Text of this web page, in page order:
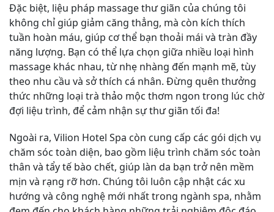
Đặc biệt, liệu pháp massage thư giãn của chúng tôi
không chỉ giúp giảm căng thẳng, mà còn kích thích
tuần hoàn máu, giúp cơ thể bạn thoải mái và tràn đầy
năng lượng. Bạn có thể lựa chọn giữa nhiều loại hình
massage khác nhau, từ nhẹ nhàng đến mạnh mẽ, tùy
theo nhu cầu và sở thích cá nhân. Đừng quên thưởng
thức những loại trà thảo mộc thơm ngon trong lúc chờ
đợi liệu trình, để cảm nhận sự thư giãn tối đa!
Ngoài ra, Vilion Hotel Spa còn cung cấp các gói dịch vụ
chăm sóc toàn diện, bao gồm liệu trình chăm sóc toàn
thân và tẩy tế bào chết, giúp làn da bạn trở nên mềm
mịn và rạng rỡ hơn. Chúng tôi luôn cập nhật các xu
hướng và công nghệ mới nhất trong ngành spa, nhằm